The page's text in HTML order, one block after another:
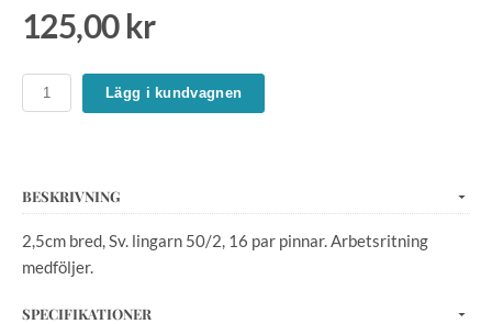
125,00 kr
Lägg i kundvagnen
BESKRIVNING
2,5cm bred, Sv. lingarn 50/2, 16 par pinnar. Arbetsritning
medföljer.
SPECIFIKATIONER